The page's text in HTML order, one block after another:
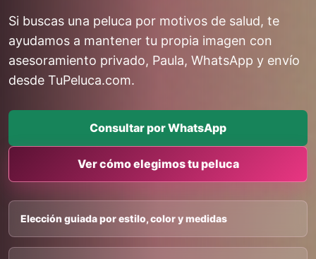
Si buscas una peluca por motivos de salud, te
ayudamos a mantener tu propia imagen con
asesoramiento privado, Paula, WhatsApp y envío
desde TuPeluca.com.
Consultar por WhatsApp
Ver cómo elegimos tu peluca
Elección guiada por estilo, color y medidas